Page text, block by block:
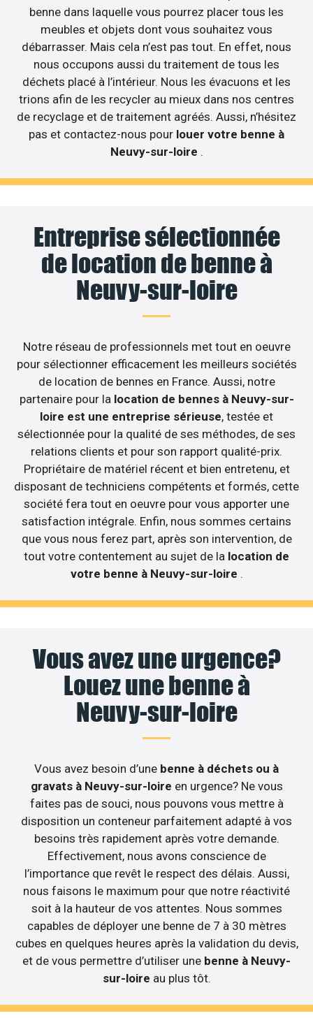
benne dans laquelle vous pourrez placer tous les
meubles et objets dont vous souhaitez vous
débarrasser. Mais cela n’est pas tout. En effet, nous
nous occupons aussi du traitement de tous les
déchets placé à l’intérieur. Nous les évacuons et les
trions afin de les recycler au mieux dans nos centres
de recyclage et de traitement agréés. Aussi, n’hésitez
pas et contactez-nous pour louer votre benne à
Neuvy-sur-loire .
Entreprise sélectionnée
de location de benne à
Neuvy-sur-loire
Notre réseau de professionnels met tout en oeuvre
pour sélectionner efficacement les meilleurs sociétés
de location de bennes en France. Aussi, notre
partenaire pour la location de bennes à Neuvy-sur-
loire est une entreprise sérieuse, testée et
sélectionnée pour la qualité de ses méthodes, de ses
relations clients et pour son rapport qualité-prix.
Propriétaire de matériel récent et bien entretenu, et
disposant de techniciens compétents et formés, cette
société fera tout en oeuvre pour vous apporter une
satisfaction intégrale. Enfin, nous sommes certains
que vous nous ferez part, après son intervention, de
tout votre contentement au sujet de la location de
votre benne à Neuvy-sur-loire .
Vous avez une urgence?
Louez une benne à
Neuvy-sur-loire
Vous avez besoin d’une benne à déchets ou à
gravats à Neuvy-sur-loire en urgence? Ne vous
faites pas de souci, nous pouvons vous mettre à
disposition un conteneur parfaitement adapté à vos
besoins très rapidement après votre demande.
Effectivement, nous avons conscience de
l’importance que revêt le respect des délais. Aussi,
nous faisons le maximum pour que notre réactivité
soit à la hauteur de vos attentes. Nous sommes
capables de déployer une benne de 7 à 30 mètres
cubes en quelques heures après la validation du devis,
et de vous permettre d’utiliser une benne à Neuvy-
sur-loire au plus tôt.